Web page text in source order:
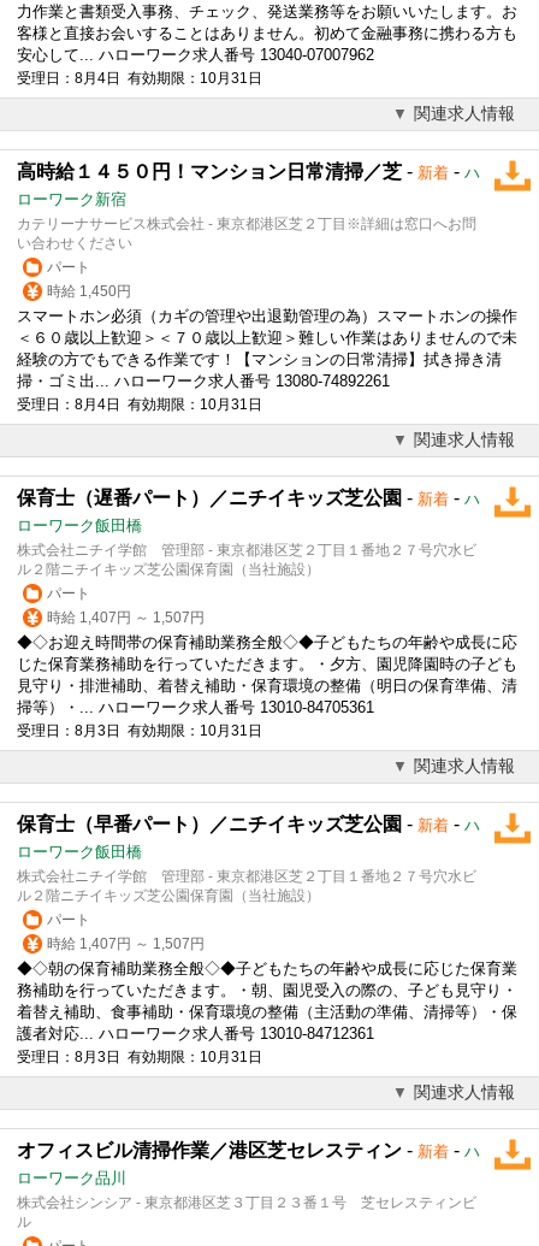
力作業と書類受入事務、チェック、発送業務等をお願いいたします。お
客様と直接お会いすることはありません。初めて金融事務に携わる方も
安心して... ハローワーク求人番号 13040-07007962
受理日：8月4日 有効期限：10月31日
関連求人情報
高時給１４５０円！マンション日常清掃／芝 - 新着 - ハ
ローワーク新宿
カテリーナサービス株式会社 - 東京都港区芝２丁目※詳細は窓口へお問
い合わせください
パート
時給 1,450円
スマートホン必須（カギの管理や出退勤管理の為）スマートホンの操作
＜６０歳以上歓迎＞＜７０歳以上歓迎＞難しい作業はありませんので未
経験の方でもできる作業です！【マンションの日常清掃】拭き掃き清
掃・ゴミ出... ハローワーク求人番号 13080-74892261
受理日：8月4日 有効期限：10月31日
関連求人情報
保育士（遅番パート）／ニチイキッズ芝公園 - 新着 - ハ
ローワーク飯田橋
株式会社ニチイ学館 管理部 - 東京都港区芝２丁目１番地２７号穴水ビ
ル２階ニチイキッズ芝公園保育園（当社施設）
パート
時給 1,407円 ～ 1,507円
◆◇お迎え時間帯の保育補助業務全般◇◆子どもたちの年齢や成長に応
じた保育業務補助を行っていただきます。・夕方、園児降園時の子ども
見守り・排泄補助、着替え補助・保育環境の整備（明日の保育準備、清
掃等）・... ハローワーク求人番号 13010-84705361
受理日：8月3日 有効期限：10月31日
関連求人情報
保育士（早番パート）／ニチイキッズ芝公園 - 新着 - ハ
ローワーク飯田橋
株式会社ニチイ学館 管理部 - 東京都港区芝２丁目１番地２７号穴水ビ
ル２階ニチイキッズ芝公園保育園（当社施設）
パート
時給 1,407円 ～ 1,507円
◆◇朝の保育補助業務全般◇◆子どもたちの年齢や成長に応じた保育業
務補助を行っていただきます。・朝、園児受入の際の、子ども見守り・
着替え補助、食事補助・保育環境の整備（主活動の準備、清掃等）・保
護者対応... ハローワーク求人番号 13010-84712361
受理日：8月3日 有効期限：10月31日
関連求人情報
オフィスビル清掃作業／港区芝セレスティン - 新着 - ハ
ローワーク品川
株式会社シンシア - 東京都港区芝３丁目２３番１号 芝セレスティンビ
ル